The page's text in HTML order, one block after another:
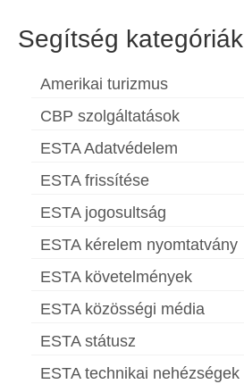
Segítség kategóriák
Amerikai turizmus
CBP szolgáltatások
ESTA Adatvédelem
ESTA frissítése
ESTA jogosultság
ESTA kérelem nyomtatvány
ESTA követelmények
ESTA közösségi média
ESTA státusz
ESTA technikai nehézségek